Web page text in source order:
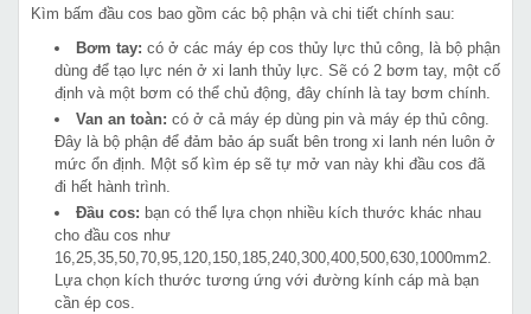
Kìm bấm đầu cos bao gồm các bộ phận và chi tiết chính sau:
Bơm tay: có ở các máy ép cos thủy lực thủ công, là bộ phận
dùng để tạo lực nén ở xi lanh thủy lực. Sẽ có 2 bơm tay, một cố
định và một bơm có thể chủ động, đây chính là tay bơm chính.
Van an toàn: có ở cả máy ép dùng pin và máy ép thủ công.
Đây là bộ phận để đảm bảo áp suất bên trong xi lanh nén luôn ở
mức ổn định. Một số kìm ép sẽ tự mở van này khi đầu cos đã
đi hết hành trình.
Đầu cos: bạn có thể lựa chọn nhiều kích thước khác nhau
cho đầu cos như
16,25,35,50,70,95,120,150,185,240,300,400,500,630,1000mm2.
Lựa chọn kích thước tương ứng với đường kính cáp mà bạn
cần ép cos.